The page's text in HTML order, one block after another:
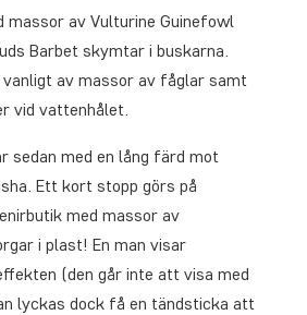
massor av Vulturine Guinefowl
Barbet skymtar i buskarna.
av massor av fåglar samt
vid vattenhålet.
sedan med en lång färd mot
Ett kort stopp görs på
med massor av
i plast! En man visar
(den går inte att visa med
lyckas dock få en tändsticka att